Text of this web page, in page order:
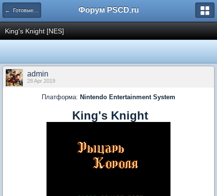
← Готовые проекты Форум PSCD.ru
King's Knight [NES]
admin
28 Apr 2019
Платформа: Nintendo Entertainment System
King's Knight